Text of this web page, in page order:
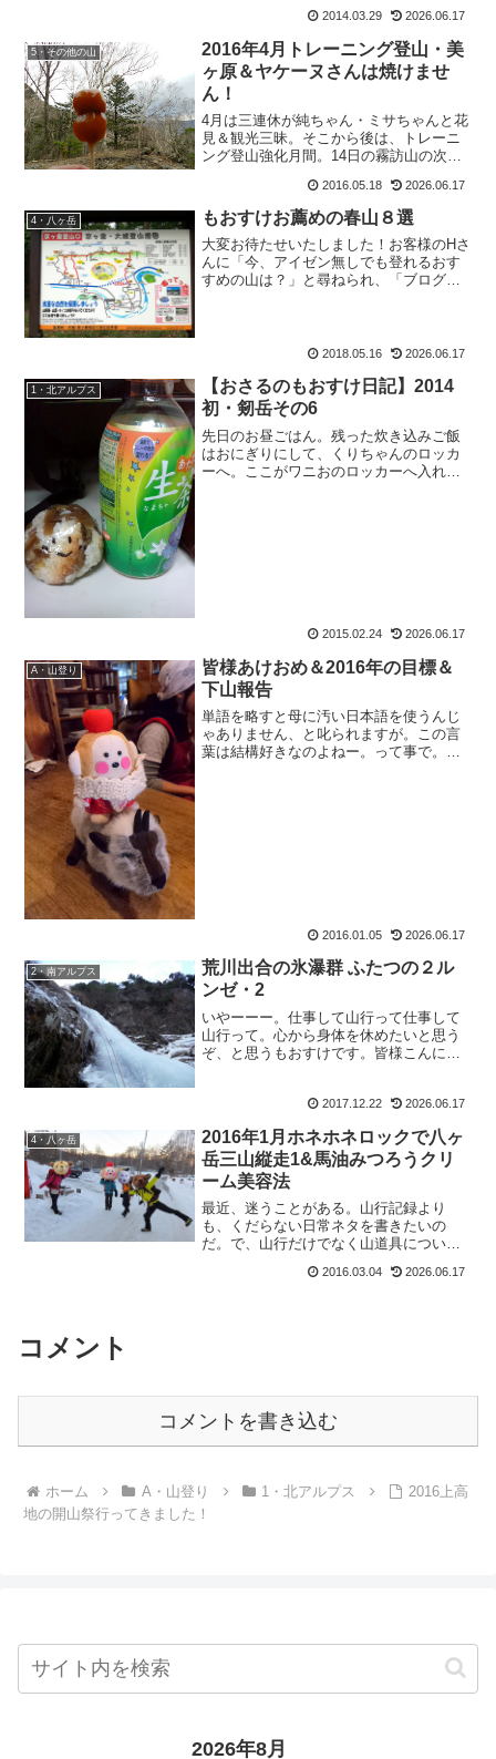
て、なるほどなぁと思ったのはきっと私
2014.03.29 2026.06.17
5・その他の山
2016年4月トレーニング登山・美
ヶ原＆ヤケーヌさんは焼けませ
ん！
4月は三連休が純ちゃん・ミサちゃんと花
見＆観光三昧。そこから後は、トレーニ
ング登山強化月間。14日の霧訪山の次の
仕事帰りにラーメン食べに行ったりもし
て。（みゆきんぐもラーメン好き）松本
ではおおぼしが一番...
2016.05.18 2026.06.17
4・八ヶ岳 もおすけお薦めの春山８選
大変お待たせいたしました！お客様のHさ
んに「今、アイゼン無しでも登れるおす
すめの山は？」と尋ねられ、「ブログに
山を。今、アイゼン無し...
2018.05.16 2026.06.17
1・北アルプス
【おさるのもおすけ日記】2014
初・剱岳その6
先日のお昼ごはん。残った炊き込みご飯
はおにぎりにして、くりちゃんのロッカ
ーへ。ここがワニおのロッカーへ入れる
2015.02.24 2026.06.17
A・山登り
皆様あけおめ＆2016年の目標＆
下山報告
単語を略すと母に汚い日本語を使うんじ
ゃありません、と叱られますが。この言
葉は結構好きなのよねー。って事で。皆
2016.01.05 2026.06.17
2・南アルプス
荒川出合の氷瀑群 ふたつの２ル
ンゼ・2
いやーーー。仕事して山行って仕事して
山行って。心から身体を休めたいと思う
ぞ、と思うもおすけです。皆様こんにち
言われる「邪気を受ける」と言うのはあ
2017.12.22 2026.06.17
4・八ヶ岳
2016年1月ホネホネロックで八ヶ
岳三山縦走1&馬油みつろうクリ
ーム美容法
最近、迷うことがある。山行記録より
も、くだらない日常ネタを書きたいの
だ。で、山行だけでなく山道具について
か、読みにいらして下さっている皆さん
2016.03.04 2026.06.17
コメント
コメントを書き込む
ホーム A・山登り 1・北アルプス
2016上高
地の開山祭行ってきました！
2026年8月